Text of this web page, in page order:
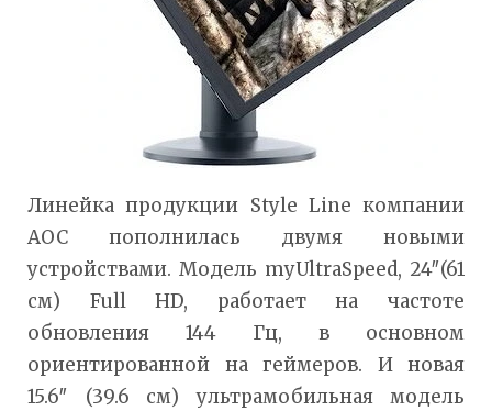
Линейка продукции Style Line компании
AOC пополнилась двумя новыми
устройствами. Модель myUltraSpeed, 24″(61
см) Full HD, работает на частоте
обновления 144 Гц, в основном
ориентированной на геймеров. И новая
15.6″ (39.6 см) ультрамобильная модель